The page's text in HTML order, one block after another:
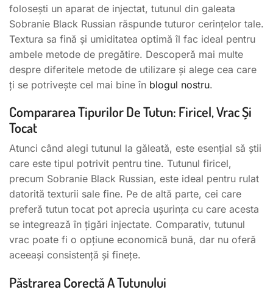
folosești un aparat de injectat, tutunul din galeata
Sobranie Black Russian răspunde tuturor cerințelor tale.
Textura sa fină și umiditatea optimă îl fac ideal pentru
ambele metode de pregătire. Descoperă mai multe
despre diferitele metode de utilizare și alege cea care
ți se potrivește cel mai bine în blogul nostru.
Compararea Tipurilor De Tutun: Firicel, Vrac Și
Tocat
Atunci când alegi tutunul la găleată, este esențial să știi
care este tipul potrivit pentru tine. Tutunul firicel,
precum Sobranie Black Russian, este ideal pentru rulat
datorită texturii sale fine. Pe de altă parte, cei care
preferă tutun tocat pot aprecia ușurința cu care acesta
se integrează în țigări injectate. Comparativ, tutunul
vrac poate fi o opțiune economică bună, dar nu oferă
aceeași consistență și finețe.
Păstrarea Corectă A Tutunului